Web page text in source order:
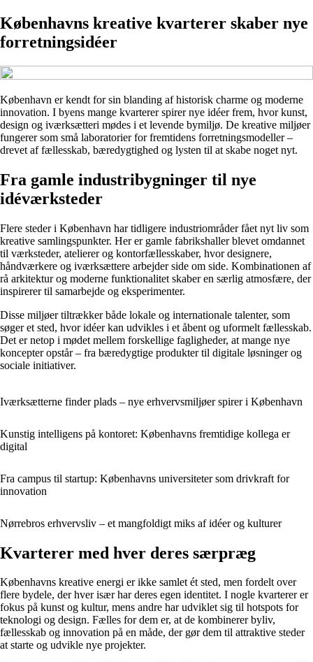
Københavns kreative kvarterer skaber nye
forretningsidéer
København er kendt for sin blanding af historisk charme og moderne
innovation. I byens mange kvarterer spirer nye idéer frem, hvor kunst,
design og iværksætteri mødes i et levende bymiljø. De kreative miljøer
fungerer som små laboratorier for fremtidens forretningsmodeller –
drevet af fællesskab, bæredygtighed og lysten til at skabe noget nyt.
Fra gamle industribygninger til nye
idéværksteder
Flere steder i København har tidligere industriområder fået nyt liv som
kreative samlingspunkter. Her er gamle fabrikshaller blevet omdannet
til værksteder, atelierer og kontorfællesskaber, hvor designere,
håndværkere og iværksættere arbejder side om side. Kombinationen af
rå arkitektur og moderne funktionalitet skaber en særlig atmosfære, der
inspirerer til samarbejde og eksperimenter.
Disse miljøer tiltrækker både lokale og internationale talenter, som
søger et sted, hvor idéer kan udvikles i et åbent og uformelt fællesskab.
Det er netop i mødet mellem forskellige fagligheder, at mange nye
koncepter opstår – fra bæredygtige produkter til digitale løsninger og
sociale initiativer.
Iværksætterne finder plads – nye erhvervsmiljøer spirer i København
Kunstig intelligens på kontoret: Københavns fremtidige kollega er
digital
Fra campus til startup: Københavns universiteter som drivkraft for
innovation
Nørrebros erhvervsliv – et mangfoldigt miks af idéer og kulturer
Kvarterer med hver deres særpræg
Københavns kreative energi er ikke samlet ét sted, men fordelt over
flere bydele, der hver især har deres egen identitet. I nogle kvarterer er
fokus på kunst og kultur, mens andre har udviklet sig til hotspots for
teknologi og design. Fælles for dem er, at de kombinerer byliv,
fællesskab og innovation på en måde, der gør dem til attraktive steder
at starte og udvikle nye projekter.